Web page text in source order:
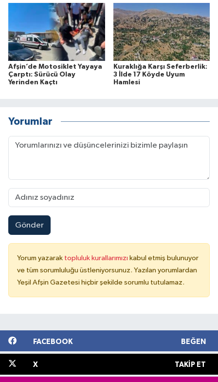
Afşin’de Motosiklet Yayaya
Çarptı: Sürücü Olay
Yerinden Kaçtı
Kuraklığa Karşı Seferberlik:
3 İlde 17 Köyde Uyum
Hamlesi
Yorumlar
Gönder
Yorum yazarak topluluk kurallarımızı kabul etmiş bulunuyor
ve tüm sorumluluğu üstleniyorsunuz. Yazılan yorumlardan
Yeşil Afşin Gazetesi hiçbir şekilde sorumlu tutulamaz.
FACEBOOK BEĞEN
X TAKIP ET